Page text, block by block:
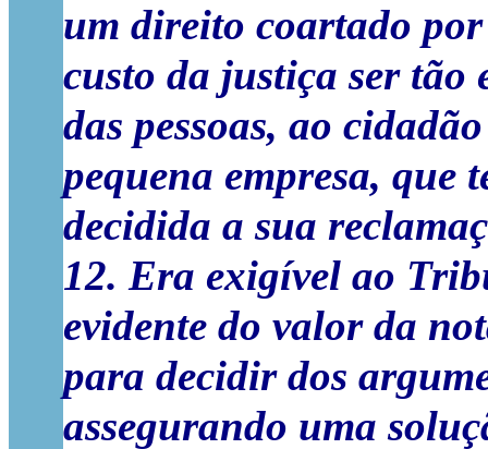
um direito coartado por
custo da justiça ser tão
das pessoas, ao
pequena empresa, que
decidida a sua
12. Era exigível ao
evidente do valor da
para decidir dos
assegurando uma